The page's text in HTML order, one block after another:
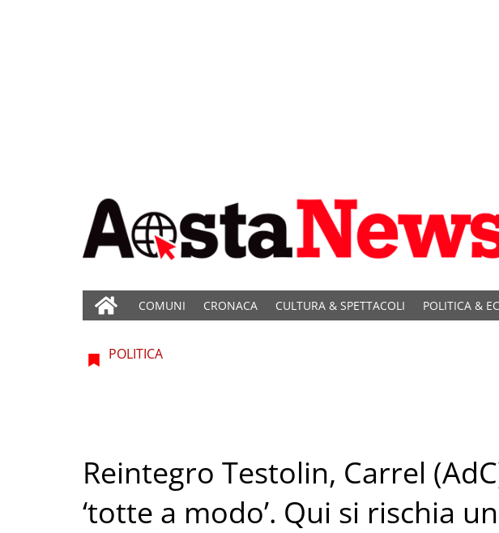
COMUNI CRONACA CULTURA & SPETTACOLI POLITICA &
POLITICA
Reintegro Testolin, Carrel
‘totte a modo’. Qui si rischia